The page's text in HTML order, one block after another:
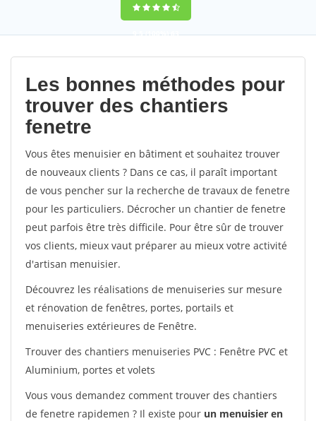
9,5(100%)63
votes
Les bonnes méthodes pour
trouver des chantiers
fenetre
Vous êtes menuisier en bâtiment et souhaitez trouver
de nouveaux clients ? Dans ce cas, il paraît important
de vous pencher sur la recherche de travaux de fenetre
pour les particuliers. Décrocher un chantier de fenetre
peut parfois être très difficile. Pour être sûr de trouver
vos clients, mieux vaut préparer au mieux votre activité
d'artisan menuisier.
Découvrez les réalisations de menuiseries sur mesure
et rénovation de fenêtres, portes, portails et
menuiseries extérieures de Fenêtre.
Trouver des chantiers menuiseries PVC : Fenêtre PVC et
Aluminium, portes et volets
Vous vous demandez comment trouver des chantiers
de fenetre rapidemen ? Il existe pour un menuisier en